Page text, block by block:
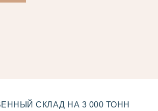
СКЛАД НА 3 000 ТОНН